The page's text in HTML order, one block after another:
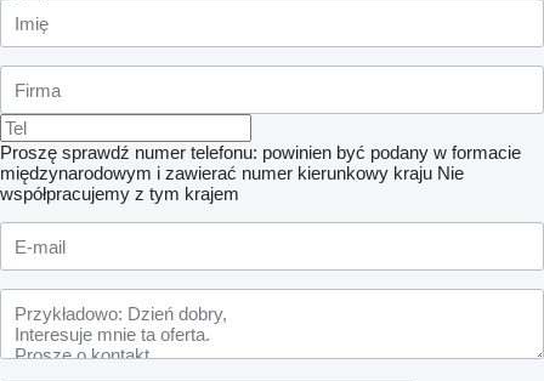
Proszę sprawdź numer telefonu: powinien być podany w formacie
międzynarodowym i zawierać numer kierunkowy kraju Nie
współpracujemy z tym krajem